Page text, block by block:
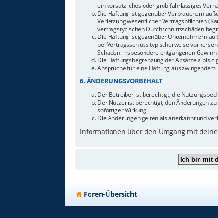
ein vorsätzliches oder grob fahrlässiges
Die Haftung ist gegenüber Verbrauchern
Verletzung wesentlicher Vertragspflichten
vertragstypischen Durchschnittsschäden
Die Haftung ist gegenüber Unternehmern
bei Vertragsschluss typischerweise
Schäden, insbesondere entgangenen Gewinn.
Die Haftungsbegrenzung der Absätze a bis
Ansprüche für eine Haftung aus
6. ÄNDERUNGSVORBEHALT
Der Betreiber ist berechtigt, die
Der Nutzer ist berechtigt, den Änderungen
sofortiger Wirkung.
Die Änderungen gelten als anerkannt und
Informationen über den Umgang mit
Foren-Übersicht